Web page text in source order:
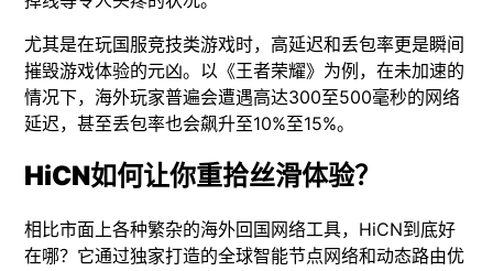
尤其是在玩国服竞技类游戏时，高延迟和丢包率更是瞬间
摧毁游戏体验的元凶。以《王者荣耀》为例，在未加速的
情况下，海外玩家普遍会遭遇高达300至500毫秒的网络
延迟，甚至丢包率也会飙升至10%至15%。
HiCN如何让你重拾丝滑体验？
相比市面上各种繁杂的海外回国网络工具，HiCN到底好
在哪？它通过独家打造的全球智能节点网络和动态路由优